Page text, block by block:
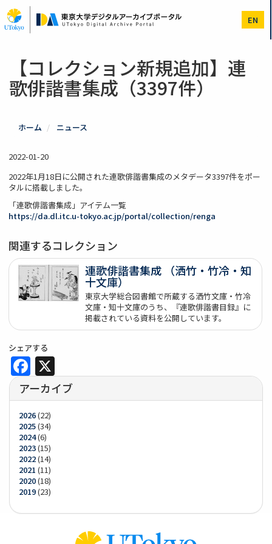
イ
ン
EN
【コレクション新規追加】連
歌俳諧書集成（3397件）
ホーム ニュース
2022-01-20
2022年1月18日に公開された連歌俳諧書集成のメタデータ3397件をポー
タルに搭載しました。
「連歌俳諧書集成」アイテム一覧
https://da.dl.itc.u-tokyo.ac.jp/portal/collection/renga
関連するコレクション
連歌俳諧書集成 （洒竹・竹冷・知
十文庫）
東京大学総合図書館で所蔵する洒竹文庫・竹冷
文庫・知十文庫のうち、『連歌俳諧書目録』に
掲載されている資料を公開しています。
シェアする
Facebook
アーカイブ
2026(22)
2025(34)
2024(6)
2023(15)
2022(14)
2021 (11)
2020(18)
2019(23)